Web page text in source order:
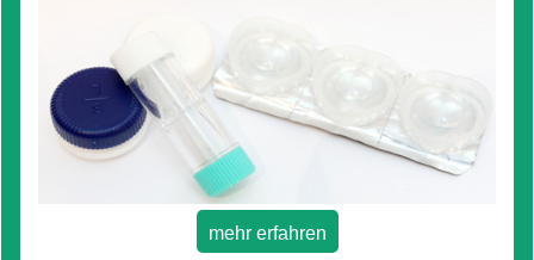
mehr erfahren